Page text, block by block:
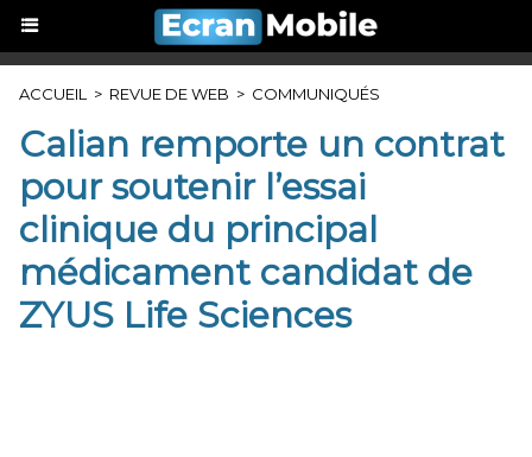
ACCUEIL > REVUE DE WEB > COMMUNIQUÉS
Calian remporte un contrat
pour soutenir l’essai
clinique du principal
médicament candidat de
ZYUS Life Sciences